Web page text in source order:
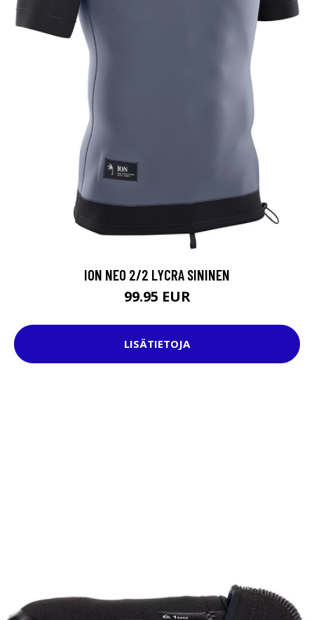
ION NEO 2/2 LYCRA SININEN
99.95 EUR
LISÄTIETOJA